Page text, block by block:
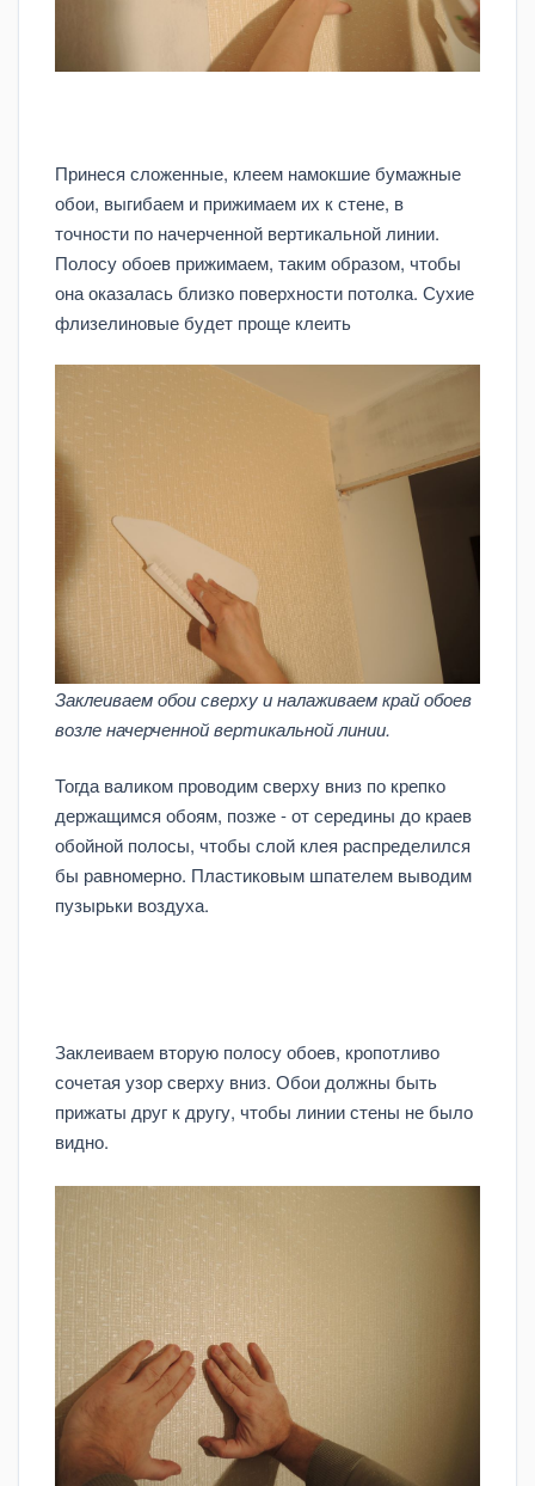
Принеся сложенные, клеем намокшие бумажные
обои, выгибаем и прижимаем их к стене, в
точности по начерченной вертикальной линии.
Полосу обоев прижимаем, таким образом, чтобы
она оказалась близко поверхности потолка. Сухие
флизелиновые будет проще клеить
Заклеиваем обои сверху и налаживаем край обоев
возле начерченной вертикальной линии.
Тогда валиком проводим сверху вниз по крепко
держащимся обоям, позже - от середины до краев
обойной полосы, чтобы слой клея распределился
бы равномерно. Пластиковым шпателем выводим
пузырьки воздуха.
Заклеиваем вторую полосу обоев, кропотливо
сочетая узор сверху вниз. Обои должны быть
прижаты друг к другу, чтобы линии стены не было
видно.